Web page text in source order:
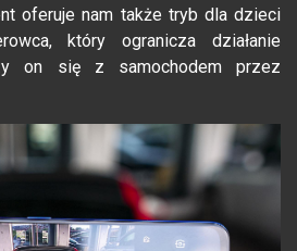
oferuje nam także tryb dla dzieci
który ogranicza działanie
on się z samochodem przez